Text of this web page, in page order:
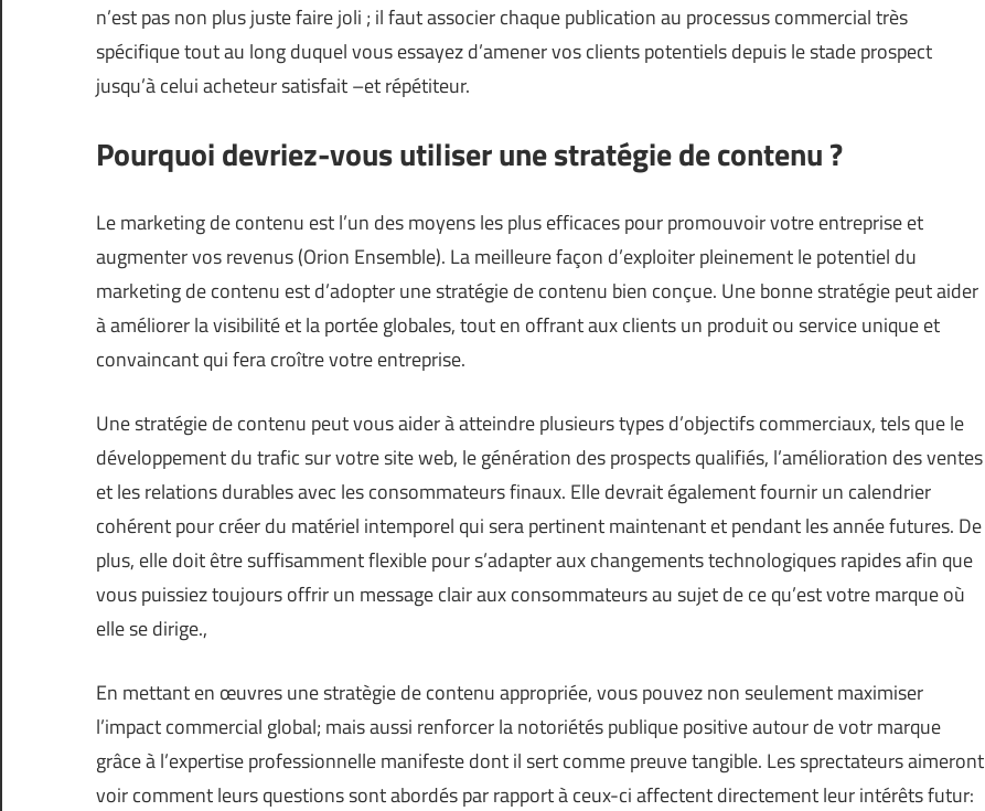
n’est pas non plus juste faire joli ; il faut associer chaque publication au processus commercial très
spécifique tout au long duquel vous essayez d’amener vos clients potentiels depuis le stade prospect
jusqu’à celui acheteur satisfait –et répétiteur.
Pourquoi devriez-vous utiliser une stratégie de contenu ?
Le marketing de contenu est l’un des moyens les plus efficaces pour promouvoir votre entreprise et
augmenter vos revenus (Orion Ensemble). La meilleure façon d’exploiter pleinement le potentiel du
marketing de contenu est d’adopter une stratégie de contenu bien conçue. Une bonne stratégie peut aider
à améliorer la visibilité et la portée globales, tout en offrant aux clients un produit ou service unique et
convaincant qui fera croître votre entreprise.
Une stratégie de contenu peut vous aider à atteindre plusieurs types d’objectifs commerciaux, tels que le
développement du trafic sur votre site web, le génération des prospects qualifiés, l’amélioration des ventes
et les relations durables avec les consommateurs finaux. Elle devrait également fournir un calendrier
cohérent pour créer du matériel intemporel qui sera pertinent maintenant et pendant les année futures. De
plus, elle doit être suffisamment flexible pour s’adapter aux changements technologiques rapides afin que
vous puissiez toujours offrir un message clair aux consommateurs au sujet de ce qu’est votre marque où
elle se dirige.,
En mettant en œuvres une stratègie de contenu appropriée, vous pouvez non seulement maximiser
l’impact commercial global; mais aussi renforcer la notoriétés publique positive autour de votr marque
grâce à l’expertise professionnelle manifeste dont il sert comme preuve tangible. Les sprectateurs aimeront
voir comment leurs questions sont abordés par rapport à ceux-ci affectent directement leur intérêts futur: